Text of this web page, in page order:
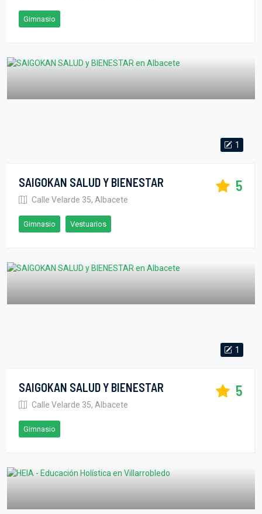
Gimnasio
1
SAIGOKAN SALUD Y BIENESTAR
Calle Velarde 35, Albacete
5
Gimnasio Vestuarios
1
SAIGOKAN SALUD Y BIENESTAR
Calle Velarde 35, Albacete
5
Gimnasio